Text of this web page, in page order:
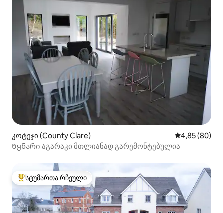
კოტეჯი (County Clare) საშუალო
4,85 (80)
Წყნარი აგარაკი მთლიანად გარემონტებულია
სტუმართა რჩეული მოწინავე ვარიანტი
სტუმართა რჩეული